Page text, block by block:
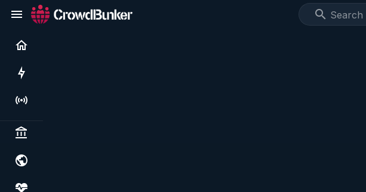
Live
Politics & institutions